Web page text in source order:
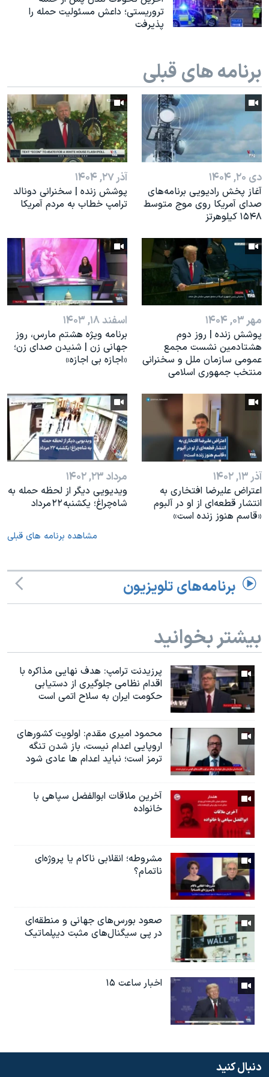
نرگس محمدی برنده جایزه نوبل صلح
صفحه‌های ویژه
سفر پرزیدنت ترامپ به چین
تروریستی؛ داعش مسئولیت حمله را
پذیرفت
برنامه های قبلی
دی ۲۰, ۱۴۰۴
آغاز پخش رادیویی برنامه‌های
صدای آمریکا روی موج متوسط
۱۵۴۸ کیلوهرتز
آذر ۲۷, ۱۴۰۴
پوشش زنده | سخنرانی دونالد
ترامپ خطاب به مردم آمریکا
مهر ۰۳, ۱۴۰۴
پوشش زنده | روز دوم
هشتادمین نشست مجمع
عمومی سازمان ملل و سخنرانی
منتخب جمهوری اسلامی
اسفند ۱۸, ۱۴۰۳
برنامه ویژه هشتم مارس، روز
جهانی زن | شنیدن صدای زن؛
«اجازه بی اجازه»
آذر ۱۳, ۱۴۰۲
اعتراض علیرضا افتخاری به
انتشار قطعه‌ای از او در آلبوم
«قاسم هنوز زنده است»
مرداد ۲۳, ۱۴۰۲
ویدیویی دیگر از لحظه حمله به
شاه‌چراغ؛ یکشنبه ۲۲ مرداد
مشاهده برنامه های قبلی
برنامه‌های تلویزیون
بیشتر بخوانید
پرزیدنت ترامپ: هدف نهایی مذاکره با
اقدام نظامی جلوگیری از دستیابی
حکومت ایران به سلاح اتمی است
محمود امیری مقدم: اولویت کشورهای
اروپایی اعدام نیست، باز شدن تنگه
ترمز است؛ نباید اعدام ها عادی شود
آخرین ملاقات ابوالفضل سپاهی با
خانواده
مشروطه؛ انقلابى ناكام یا پروژه‌ای
نا‌تمام؟
صعود بورس‌های جهانی و منطقه‌ای
در پی سیگنال‌های مثبت دیپلماتیک
اخبار ساعت ۱۵
دنبال کنید